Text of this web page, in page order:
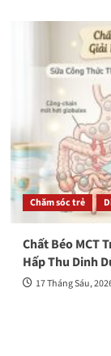
Chăm sóc trẻ
Chất Béo MCT
Hấp Thu Dinh
17 Tháng Sáu,